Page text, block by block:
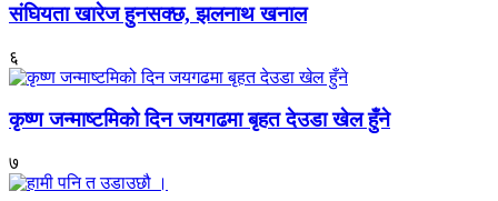
संघियता खारेज हुनसक्छ, झलनाथ खनाल
६
कृष्ण जन्माष्टमिको दिन जयगढमा बृहत देउडा खेल हुँने
७